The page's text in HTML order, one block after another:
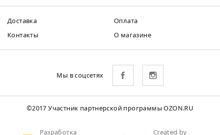
Доставка
Оплата
Контакты
О магазине
Мы в соцсетях
©2017 Участник партнерской программы OZON.RU
Разработка Created by